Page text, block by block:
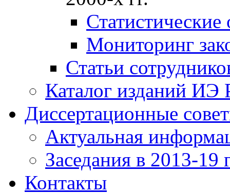
Мониторинг
Статьи
Каталог изданий ИЭ
Диссертационные
Актуальная
Заседания в 2013-19
Контакты